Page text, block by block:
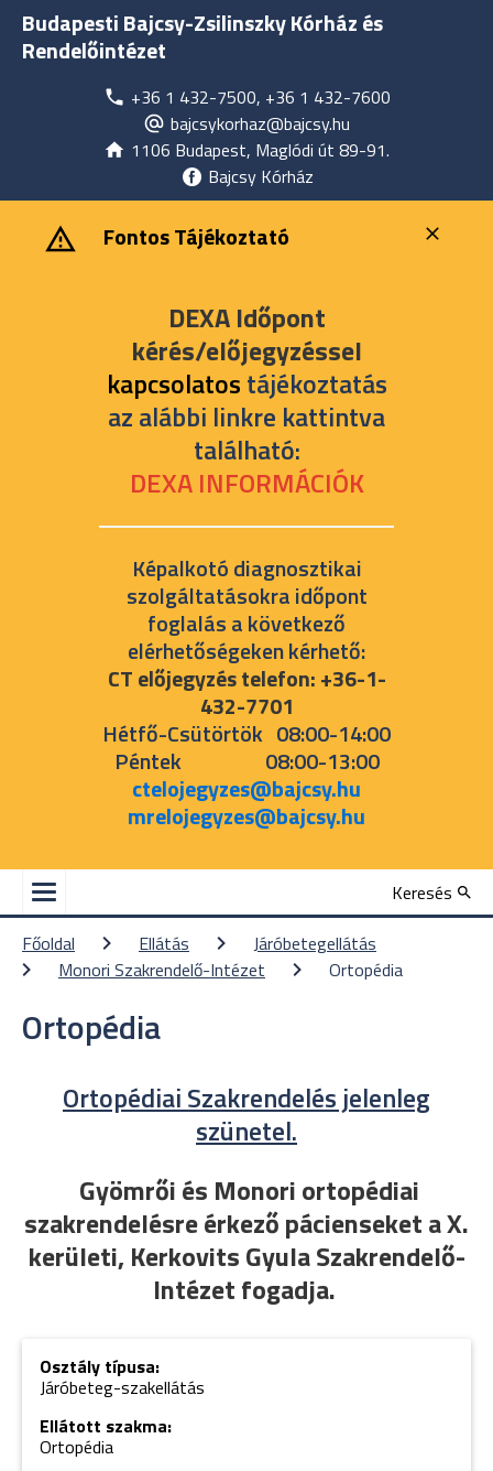
Budapesti Bajcsy-Zsilinszky Kórház és
Rendelőintézet
+36 1 432-7500, +36 1 432-7600
bajcsykorhaz@bajcsy.hu
1106 Budapest, Maglódi út 89-91.
Bajcsy Kórház
‎ ‎Fontos Tájékoztató
DEXA Időpont
kérés/előjegyzéssel
kapcsolatostájékoztatás
az alábbi linkre kattintva
található:
DEXA INFORMÁCIÓK
Képalkotó diagnosztikai
szolgáltatásokra időpont
foglalás a következő
elérhetőségeken kérhető:
CT előjegyzés telefon: +36-1-
432-7701
Hétfő-Csütörtök 08:00-14:00
Péntek 08:00-13:00
ctelojegyzes@bajcsy.hu
mrelojegyzes@bajcsy.hu
Keresés
Főoldal
Ellátás
Járóbetegellátás
Monori Szakrendelő-Intézet
Ortopédia
Ortopédia
Ortopédiai Szakrendelés jelenleg
szünetel.
Gyömrői és Monori ortopédiai
szakrendelésre érkező pácienseket a X.
kerületi, Kerkovits Gyula Szakrendelő-
Intézet fogadja.
Osztály típusa:
Járóbeteg-szakellátás
Ellátott szakma:
Ortopédia